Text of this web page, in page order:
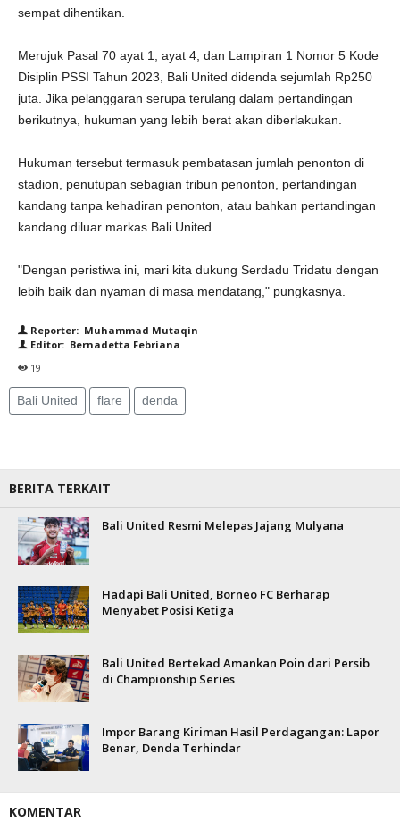
sempat dihentikan.
Merujuk Pasal 70 ayat 1, ayat 4, dan Lampiran 1 Nomor 5 Kode
Disiplin PSSI Tahun 2023, Bali United didenda sejumlah Rp250
juta. Jika pelanggaran serupa terulang dalam pertandingan
berikutnya, hukuman yang lebih berat akan diberlakukan.
Hukuman tersebut termasuk pembatasan jumlah penonton di
stadion, penutupan sebagian tribun penonton, pertandingan
kandang tanpa kehadiran penonton, atau bahkan pertandingan
kandang diluar markas Bali United.
"Dengan peristiwa ini, mari kita dukung Serdadu Tridatu dengan
lebih baik dan nyaman di masa mendatang," pungkasnya.
Reporter: Muhammad Mutaqin
Editor: Bernadetta Febriana
19
Bali United flare denda
BERITA TERKAIT
Bali United Resmi Melepas Jajang Mulyana
Hadapi Bali United, Borneo FC Berharap
Menyabet Posisi Ketiga
Bali United Bertekad Amankan Poin dari Persib
di Championship Series
Impor Barang Kiriman Hasil Perdagangan: Lapor
Benar, Denda Terhindar
KOMENTAR